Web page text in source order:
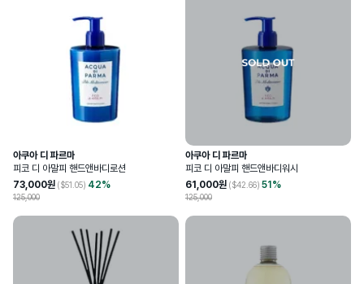
아쿠아 디 파르마
피코 디 아말피 핸드앤바디로션
73,000원 ($51.05) 42%
125,000
아쿠아 디 파르마
피코 디 아말피 핸드앤바디워시
61,000원 ($42.66) 51 %
125,000